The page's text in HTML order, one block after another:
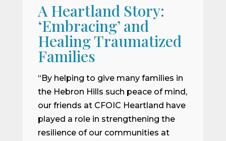
A Heartland Story:
‘Embracing’ and
Healing Traumatized
Families
“By helping to give many families in
the Hebron Hills such peace of mind,
our friends at CFOIC Heartland have
played a role in strengthening the
resilience of our communities at